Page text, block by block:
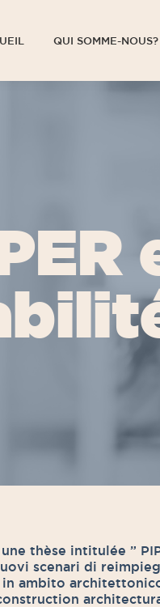
QUI SOMME-NOUS?
intitulée ” PIPER
scenari di
ambito